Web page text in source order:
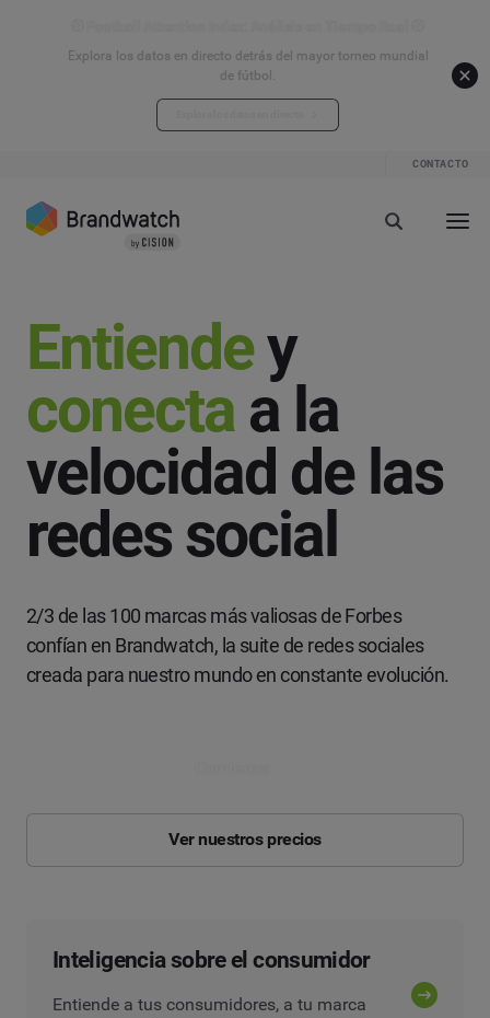
Explora los datos en directo detrás del mayor torneo mundial
de fútbol.
CONTACTO
Entiendey
conecta a la
velocidad de las
redes social
2/3 de las 100 marcas más valiosas de Forbes
confían en Brandwatch, la suite de redes sociales
creada para nuestro mundo en constante evolución.
Ver nuestros precios
Inteligencia sobre el consumidor
Entiende a tus consumidores, a tu marca